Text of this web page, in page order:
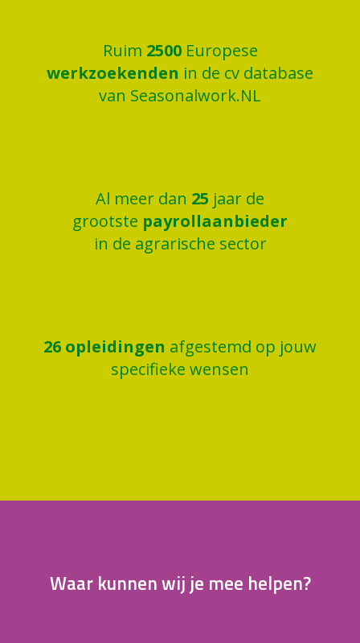
Ruim 2500 Europese
werkzoekenden in de cv database
van Seasonalwork.NL
Al meer dan 25 jaar de
grootste payrollaanbieder
in de agrarische sector
26 opleidingen afgestemd op jouw
specifieke wensen
Waar kunnen wij je mee helpen?